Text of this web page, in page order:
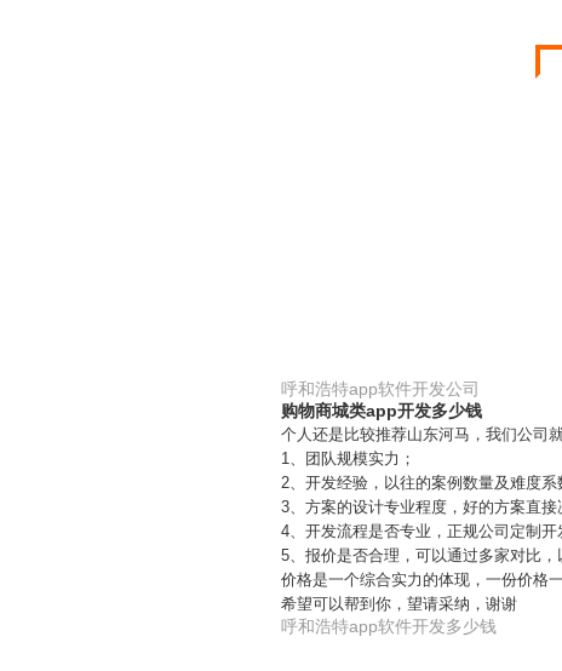
呼和浩特app软件开发公司
购物商城类app开发多少钱
个人还是比较推荐山东河马，我们公司
1、团队规模实力；
2、开发经验，以往的案例数量及难度
3、方案的设计专业程度，好的方案直
4、开发流程是否专业，正规公司定制
5、报价是否合理，可以通过多家对比
价格是一个综合实力的体现，一份价格
希望可以帮到你，望请采纳，谢谢
呼和浩特app软件开发多少钱